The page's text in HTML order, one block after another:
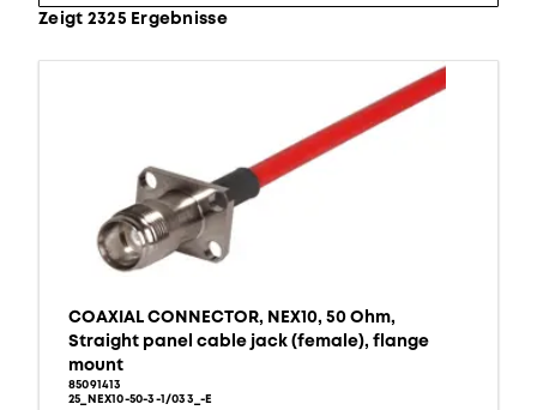
Zeigt 2325 Ergebnisse
COAXIAL CONNECTOR, NEX10, 50 Ohm,
Straight panel cable jack (female), flange
mount
85091413
25_NEX10-50-3-1/033_-E